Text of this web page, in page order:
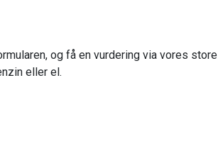
og få en vurdering via vores store
eller el.